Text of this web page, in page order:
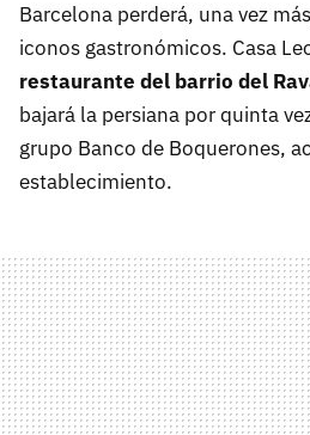
Barcelona perderá, una vez
iconos gastronómicos. Casa
restaurante del barrio del
bajará la persiana por quinta
grupo Banco de Boquerones,
establecimiento.